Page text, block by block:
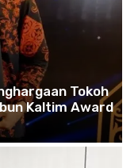
Tokoh
Kaltim Award